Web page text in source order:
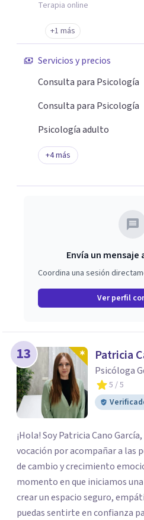
Terapia online
+1 más
Servicios y precios
Consulta para Psicología
Consulta para Psicología
Psicología adulto
+4más
Envía un
Coordina una sesión
Ver perfil
13 Patricia
Psicóloga
5 / 5
¡Hola! Soy Patricia Cano
vocación por acompañar a las
de cambio y crecimiento
momento en que iniciamos
crear un espacio seguro,
puedas sentirte en confianza